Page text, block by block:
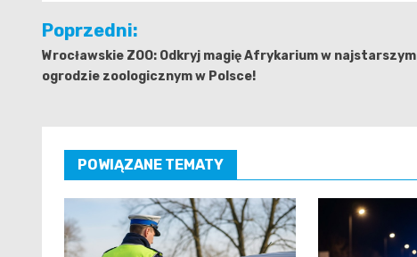
Nawigacja
wpisu
Poprzedni:
Wrocławskie ZOO: Odkryj magię Afrykarium w najstarszym
ogrodzie zoologicznym w Polsce!
POWIĄZANE TEMATY